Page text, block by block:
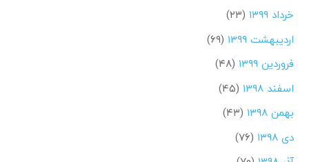
خرداد ۱۳۹۹
(۲۳)
اردیبهشت ۱۳۹۹
(۶۹)
فروردین ۱۳۹۹
(۴۸)
اسفند ۱۳۹۸
(۴۵)
بهمن ۱۳۹۸
(۴۳)
دی ۱۳۹۸
(۷۶)